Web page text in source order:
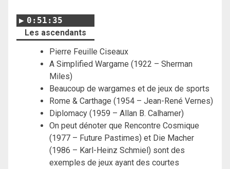
0:51:35
Les ascendants
Pierre Feuille Ciseaux
A Simplified Wargame (1922 – Sherman
Miles)
Beaucoup de wargames et de jeux de sports
Rome & Carthage (1954 – Jean-René Vernes)
Diplomacy (1959 – Allan B. Calhamer)
On peut dénoter que Rencontre Cosmique
(1977 – Future Pastimes) et Die Macher
(1986 – Karl-Heinz Schmiel) sont des
exemples de jeux ayant des courtes